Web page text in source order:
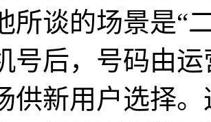
所谈的场景是“
号后，号码由
供新用户选择